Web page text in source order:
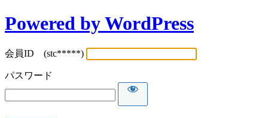
Powered by WordPress
会員ID (stc*****)
パスワード